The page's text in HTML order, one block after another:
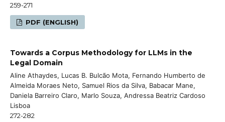
259-271
PDF (ENGLISH)
Towards a Corpus Methodology for LLMs in the
Legal Domain
Aline Athaydes, Lucas B. Bulcão Mota, Fernando Humberto de
Almeida Moraes Neto, Samuel Rios da Silva, Babacar Mane,
Daniela Barreiro Claro, Marlo Souza, Andressa Beatriz Cardoso
Lisboa
272-282